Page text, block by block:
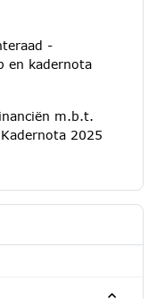
-
en kadernota
m.b.t.
2025